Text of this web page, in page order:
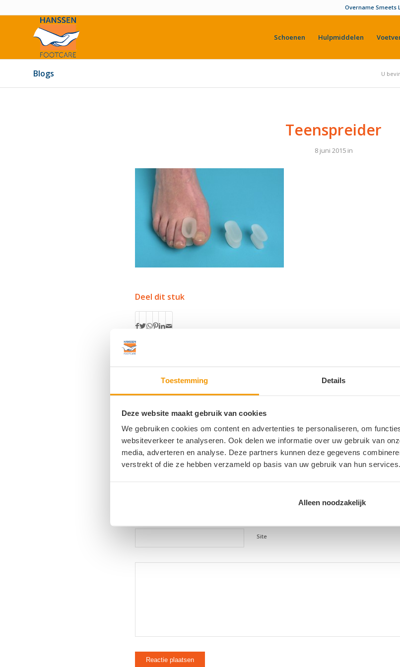
Toestemming Details
Deze website maakt gebruik van cookies
We gebruiken cookies om content en advertenties te personaliseren, om
websiteverkeer te analyseren. Ook delen we informatie over uw gebruik van
media, adverteren en analyse. Deze partners kunnen deze gegevens
verstrekt of die ze hebben verzameld op basis van uw gebruik van hun services.
Alleen noodzakelijk
Overname Smeets
Schoenen Hulpmiddelen
Blogs U
Teenspreider
8 juni 2015in
Deel dit stuk
0
Plaats een Reactie
Meepraten?
Naam*
Site